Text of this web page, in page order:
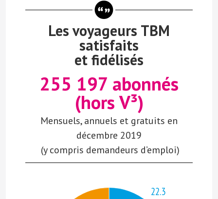
Les voyageurs TBM
satisfaits
et fidélisés
255 197 abonnés
(hors V³)
Mensuels, annuels et gratuits en
décembre 2019
(y compris demandeurs d’emploi)
22.3